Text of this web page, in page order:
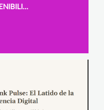
LA TECNOLOGÍA Y LA SOSTENIBILIDAD EN LA ERA DIGITAL